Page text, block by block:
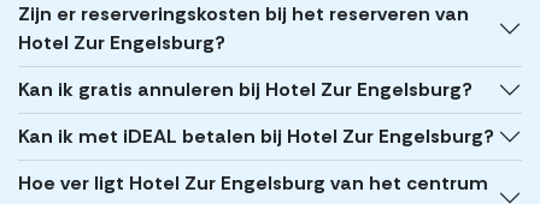
Zijn er reserveringskosten bij het reserveren van
Hotel Zur Engelsburg?
Kan ik gratis annuleren bij Hotel Zur Engelsburg?
Kan ik met iDEAL betalen bij Hotel Zur Engelsburg?
Hoe ver ligt Hotel Zur Engelsburg van het centrum